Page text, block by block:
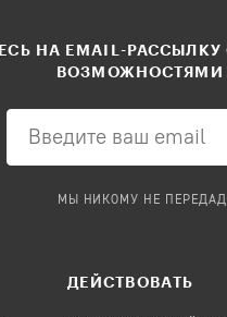
НА EMAIL-
ВОЗМОЖНОСТЯМИ
МЫ НИКОМУ НЕ
ДЕЙСТВОВАТЬ